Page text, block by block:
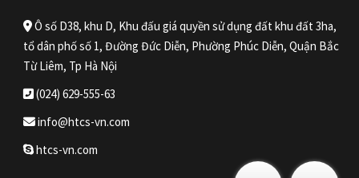
Ô số D38, khu D, Khu đấu giá quyền sử dụng đất khu đất 3ha,
tổ dân phố số 1, Đường Đức Diễn, Phường Phúc Diễn, Quận Bắc
Từ Liêm, Tp Hà Nội
(024) 629-555-63
info@htcs-vn.com
htcs-vn.com